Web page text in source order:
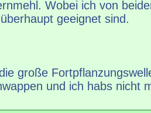
Wobei ich von
geeignet sind.
große
und ich habs nicht